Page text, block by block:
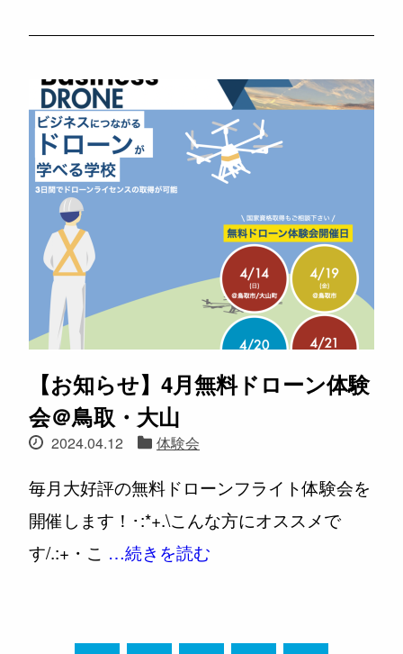
【お知らせ】4月無料ドローン体験
会＠鳥取・大山
2024.04.12 体験会
毎月大好評の無料ドローンフライト体験会を
開催します！​･:*+.\こんな方にオススメで
す/.:+・こ …続きを読む